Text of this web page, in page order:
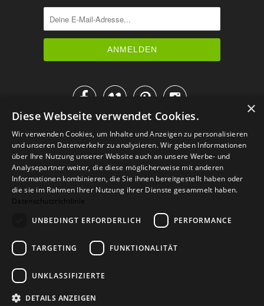

IM KATALOG BLÄTTERN
Versand Zahlarten
Retoure
Widerrufsformular
×
Diese Webseite verwendet Cookies.
Wir verwenden Cookies, um Inhalte und Anzeigen zu personalisieren
und unseren Datenverkehr zu analysieren. Wir geben Informationen
über Ihre Nutzung unserer Website auch an unsere Werbe- und
Analysepartner weiter, die diese möglicherweise mit anderen
Informationen kombinieren, die Sie ihnen bereitgestellt haben oder
die sie im Rahmen Ihrer Nutzung ihrer Dienste gesammelt haben.
Datenschutzrichtlinie
UNBEDINGT ERFORDERLICH
PERFORMANCE
TARGETING FUNKTIONALITÄT
UNKLASSIFIZIERTE
DETAILS ANZEIGEN